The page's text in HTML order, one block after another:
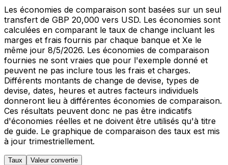
Les économies de comparaison sont basées sur un seul
transfert de GBP 20,000 vers USD. Les économies sont
calculées en comparant le taux de change incluant les
marges et frais fournis par chaque banque et Xe le
même jour 8/5/2026. Les économies de comparaison
fournies ne sont vraies que pour l'exemple donné et
peuvent ne pas inclure tous les frais et charges.
Différents montants de change de devise, types de
devise, dates, heures et autres facteurs individuels
donneront lieu à différentes économies de comparaison.
Ces résultats peuvent donc ne pas être indicatifs
d'économies réelles et ne doivent être utilisés qu'à titre
de guide. Le graphique de comparaison des taux est mis
à jour trimestriellement.
Taux Valeur convertie